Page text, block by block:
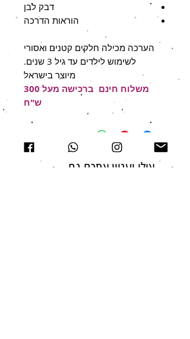
דבק לבן
הוראות הדרכה
הערכה מכילה חלקים קטנים ואסורי
לשימוש לילדים עד גיל 3 שנים.
מיוצר בישראל
משלוח חינם ברכישה מעל 300
ש"ח
אולי יעניין אתכם גם